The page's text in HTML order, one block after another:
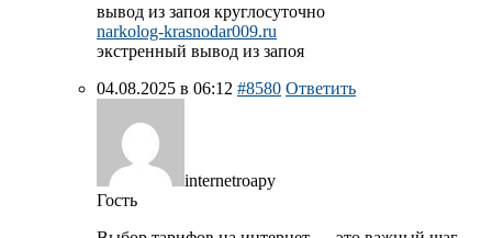
вывод из запоя круглосуточно
narkolog-krasnodar009.ru
экстренный вывод из запоя
04.08.2025 в 06:12 #8580 Ответить
internetroapy
Гость